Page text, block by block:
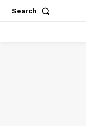
Search